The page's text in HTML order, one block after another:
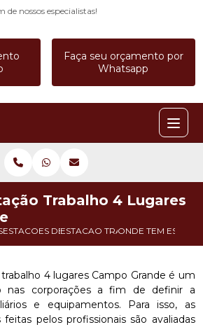
nossos especialistas!
Faça seu orçamento por
Whatsapp
ESTACOES DE TRABALHOESTACAO TRABALHO 6 PESSOAS
ONDE TEM
Trabalho 4 Lugares
4 lugares Campo Grande é um
nas corporações a fim de definir a
e equipamentos. Para isso, as
pelos profissionais são avaliadas